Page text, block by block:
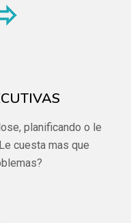
planificando o le
cuesta mas que